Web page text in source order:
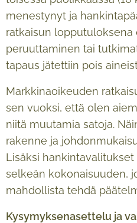
menestynyt ja
ratkaisun lopputuloksena
peruuttaminen tai
tapaus jätettiin pois
Markkinaoikeuden
sen vuoksi, että olen
niitä muutamia satoja.
rakenne ja
Lisäksi
selkeän kokonaisuuden,
mahdollista tehdä
Kysymyksenasettelu ja